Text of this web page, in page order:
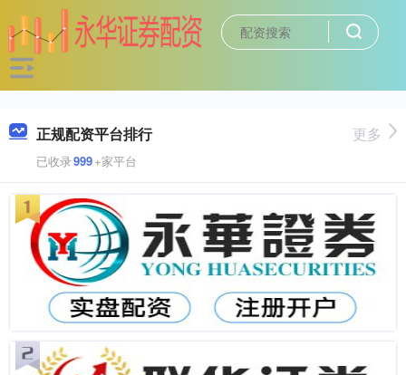
正规配资平台排行
已收录999+家平台
更多